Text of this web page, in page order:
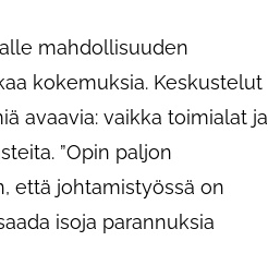
mahdollisuuden
kokemuksia. Keskustelut
avaavia: vaikka toimialat ja
”Opin paljon
että johtamistyössä on
isoja parannuksia